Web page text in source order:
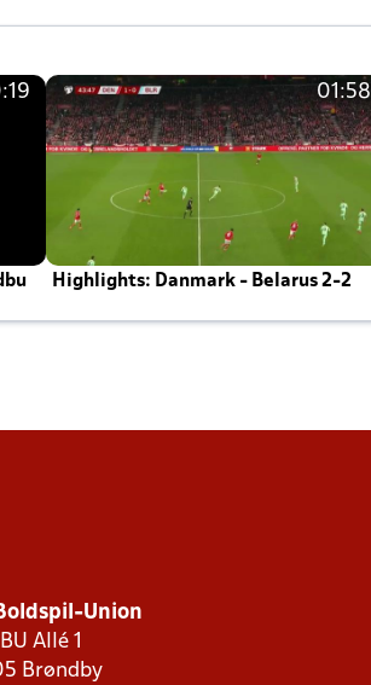
01:58
Highlights: Danmark - Belarus 2-2
Union
Allé 1
Brøndby